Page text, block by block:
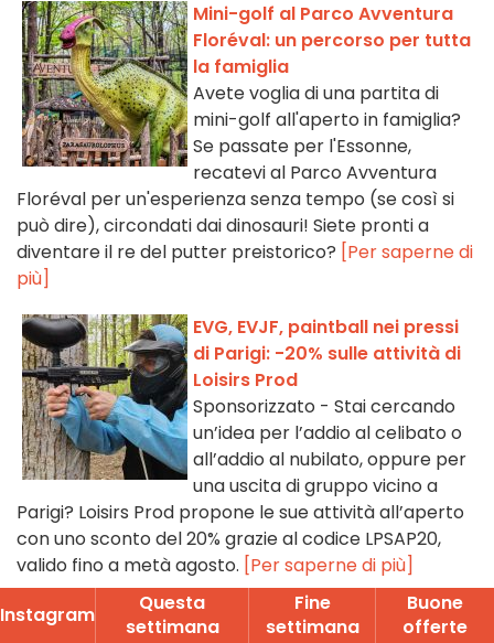
Mini-golf al Parco Avventura
Floréval: un percorso per tutta
la famiglia
Avete voglia di una partita di
mini-golf all'aperto in famiglia?
Se passate per l'Essonne,
recatevi al Parco Avventura
Floréval per un'esperienza senza tempo (se così si
può dire), circondati dai dinosauri! Siete pronti a
diventare il re del putter preistorico? [Per saperne di
più]
EVG, EVJF, paintball nei pressi
di Parigi: -20% sulle attività di
Loisirs Prod
Sponsorizzato - Stai cercando
un’idea per l’addio al celibato o
all’addio al nubilato, oppure per
una uscita di gruppo vicino a
Parigi? Loisirs Prod propone le sue attività all’aperto
con uno sconto del 20% grazie al codice LPSAP20,
valido fino a metà agosto. [Per saperne di più]
Very Bad Night, il gioco di fuga
Instagram
Questa
settimana
Fine
settimana
Buone
offerte